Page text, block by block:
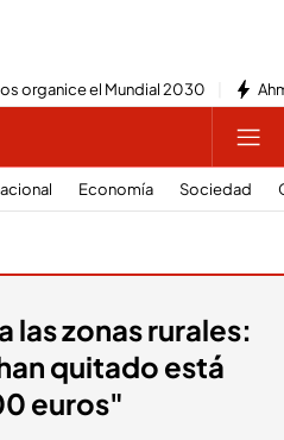
organice el Mundial 2030
Economía Sociedad
las zonas rurales:
quitado está
euros"